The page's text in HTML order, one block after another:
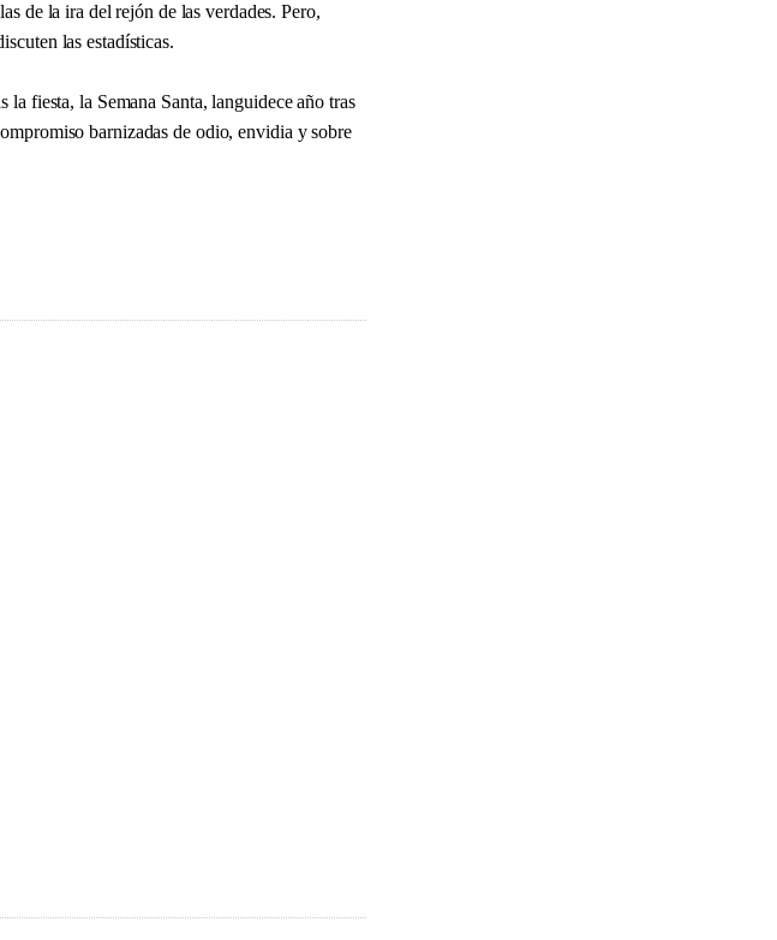
de la ira del rejón de las verdades. Pero,
las estadísticas.
la fiesta, la Semana Santa, languidece año tras
barnizadas de odio, envidia y sobre